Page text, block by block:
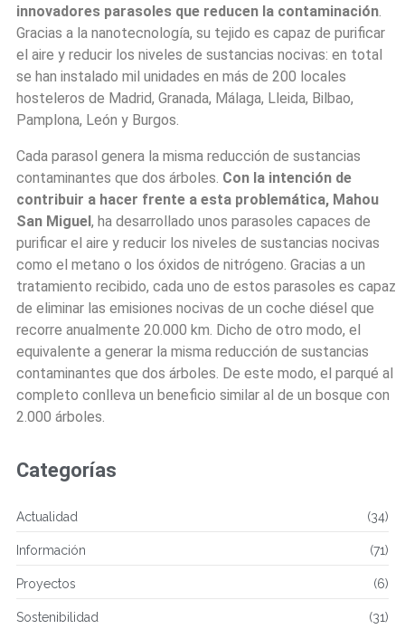
innovadores parasoles que reducen la contaminación.
Gracias a la nanotecnología, su tejido es capaz de purificar
el aire y reducir los niveles de sustancias nocivas: en total
se han instalado mil unidades en más de 200 locales
hosteleros de Madrid, Granada, Málaga, Lleida, Bilbao,
Pamplona, León y Burgos.
Cada parasol genera la misma reducción de sustancias
contaminantes que dos árboles. Con la intención de
contribuir a hacer frente a esta problemática, Mahou
San Miguel, ha desarrollado unos parasoles capaces de
purificar el aire y reducir los niveles de sustancias nocivas
como el metano o los óxidos de nitrógeno. Gracias a un
tratamiento recibido, cada uno de estos parasoles es capaz
de eliminar las emisiones nocivas de un coche diésel que
recorre anualmente 20.000 km. Dicho de otro modo, el
equivalente a generar la misma reducción de sustancias
contaminantes que dos árboles. De este modo, el parqué al
completo conlleva un beneficio similar al de un bosque con
2.000 árboles.
Categorías
Actualidad (34)
Información (71)
Proyectos (6)
Sostenibilidad (31)